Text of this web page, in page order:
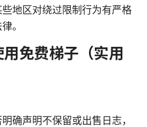
地区对绕过限制行为有严格
。
免费梯子（实用
确声明不保留或出售日志，